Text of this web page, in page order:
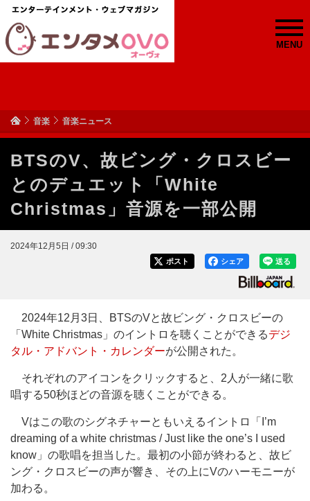
MENU
音楽 音楽ニュース
BTSのV、故ビング・クロスビー
とのデュエット「White
Christmas」音源を一部公開
2024年12月5日 / 09:30
送る
シェア
ポスト
2024年12月3日、BTSのVと故ビング・クロスビーの
「White Christmas」のイントロを聴くことができるデジ
タル・アドバント・カレンダーが公開された。
それぞれのアイコンをクリックすると、2人が一緒に歌
唱する50秒ほどの音源を聴くことができる。
Vはこの歌のシグネチャーともいえるイントロ「I’m
dreaming of a white christmas / Just like the one’s I used
know」の歌唱を担当した。最初の小節が終わると、故ビ
ング・クロスビーの声が響き、その上にVのハーモニーが
加わる。